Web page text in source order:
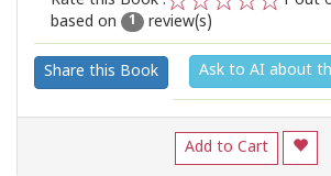
2
1
based on
1 review(s)
Share this Book Ask to AI about
Add to Cart